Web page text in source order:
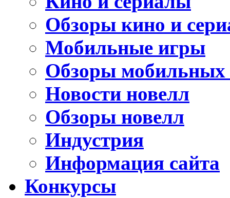
Обзоры кино и
Мобильные игры
Обзоры мобильных
Новости новелл
Обзоры новелл
Индустрия
Информация сайта
Конкурсы